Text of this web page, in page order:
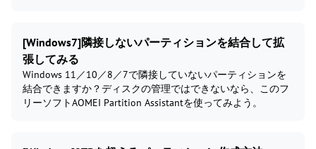
[Windows7]隣接しないパーティションを結合して拡
張してみる
Windows 11／10／8／7で隣接していないパーティションを
結合できますか？ディスクの管理ではできないなら、このフ
リーソフトAOMEI Partition Assistantを使ってみよう。